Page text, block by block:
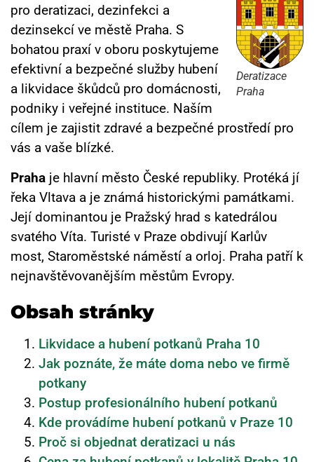
Deratizace
Praha
pro deratizaci, dezinfekci a
dezinsekcí ve městě Praha. S
bohatou praxí v oboru poskytujeme
efektivní a bezpečné služby hubení
a likvidace škůdců pro domácnosti,
podniky i veřejné instituce. Naším
cílem je zajistit zdravé a bezpečné prostředí pro
vás a vaše blízké.
Praha je hlavní město České republiky. Protéká jí
řeka Vltava a je známá historickými památkami.
Její dominantou je Pražský hrad s katedrálou
svatého Víta. Turisté v Praze obdivují Karlův
most, Staroměstské náměstí a orloj. Praha patří k
nejnavštěvovanějším městům Evropy.
Obsah stránky
Likvidace a hubení potkanů Praha 10
Jak poznáte, že máte doma nebo ve firmě
potkany
Postup profesionálního hubení potkanů
Kde provádíme hubení potkanů v Praze 10
Proč si objednat deratizaci u nás